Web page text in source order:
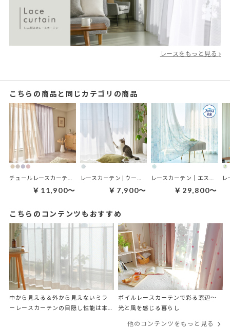
レースをもっと見る
こちらの商品と同じカテゴリの商品
￥11,900～ ￥7,900～ ￥29,800～
こちらのコンテンツもおすすめ
中から見える＆外から見えないミラ
ーレースカーテンの目隠し性能は本
ボイルレースカーテンで彩る窓辺～
光と風を感じる暮らし
他のコンテンツをもっと見る